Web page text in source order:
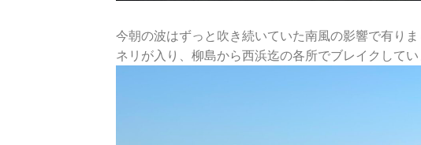
今朝の波はずっと吹き続いていた南風の影響で有り
ネリが入り、柳島から西浜迄の各所でブレイクしてい